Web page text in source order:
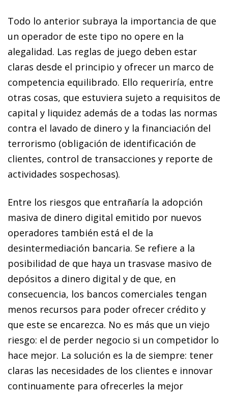
Todo lo anterior subraya la importancia de que
un operador de este tipo no opere en la
alegalidad. Las reglas de juego deben estar
claras desde el principio y ofrecer un marco de
competencia equilibrado. Ello requeriría, entre
otras cosas, que estuviera sujeto a requisitos de
capital y liquidez además de a todas las normas
contra el lavado de dinero y la financiación del
terrorismo (obligación de identificación de
clientes, control de transacciones y reporte de
actividades sospechosas).
Entre los riesgos que entrañaría la adopción
masiva de dinero digital emitido por nuevos
operadores también está el de la
desintermediación bancaria. Se refiere a la
posibilidad de que haya un trasvase masivo de
depósitos a dinero digital y de que, en
consecuencia, los bancos comerciales tengan
menos recursos para poder ofrecer crédito y
que este se encarezca. No es más que un viejo
riesgo: el de perder negocio si un competidor lo
hace mejor. La solución es la de siempre: tener
claras las necesidades de los clientes e innovar
continuamente para ofrecerles la mejor